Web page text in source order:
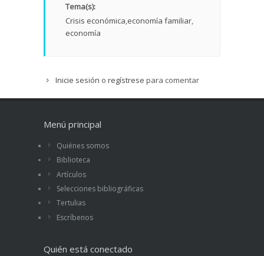
Tema(s):
Crisis económica economía familiar
economía
Inicie sesión o regístrese para comentar
Menú principal
Quiénes somos
Biblioteca
Artículos
Selecciones bibliográficas
Tertulias
Escríbenos
Quién está conectado